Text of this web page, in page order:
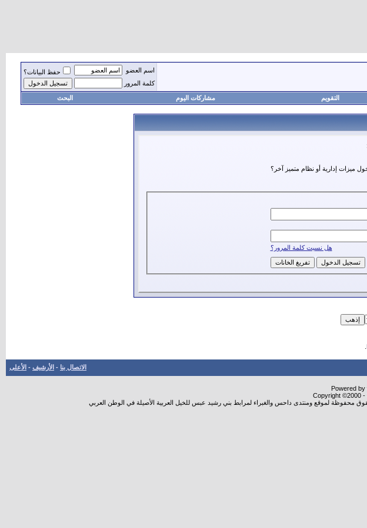
اسم العضو
حفظ البيانات؟
كلمة المرور
التقويم مشاركات اليوم البحث
ميزات إدارية أو نظام متميز آخر؟
هل نسيت كلمة المرور؟
الاتصال بنا - الأرشيف - الأعلى
Powered
Copyright ©2000 -
محفوظة لموقع ومنتدى داحس والغبراء لمرابط بني رشيد عبس للخيل العربية الأصيلة في الوطن العربي